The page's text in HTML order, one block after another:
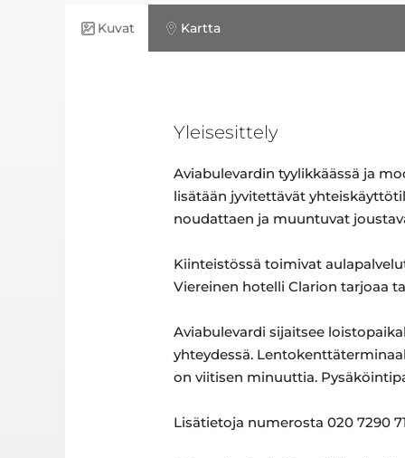
Kuvat Kartta
Yleisesittely
Aviabulevardin tyylikkäässä ja
lisätään jyvitettävät
noudattaen ja muuntuvat
Kiinteistössä toimivat
Viereinen hotelli Clarion tarjoaa
Aviabulevardi sijaitsee
yhteydessä.
on viitisen minuuttia.
Lisätietoja numerosta 020 7290